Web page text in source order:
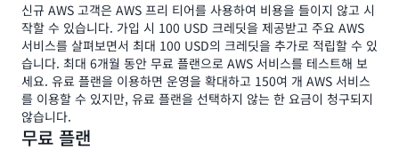
신규 AWS 고객은 AWS 프리 티어를 사용하여 비용을 들이지 않고 시
작할 수 있습니다. 가입 시 100 USD 크레딧을 제공받고 주요 AWS
서비스를 살펴보면서 최대 100 USD의 크레딧을 추가로 적립할 수 있
습니다. 최대 6개월 동안 무료 플랜으로 AWS 서비스를 테스트해 보
세요. 유료 플랜을 이용하면 운영을 확대하고 150여 개 AWS 서비스
를 이용할 수 있지만, 유료 플랜을 선택하지 않는 한 요금이 청구되지
않습니다.
무료 플랜